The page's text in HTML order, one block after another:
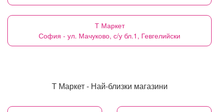
Т Маркет
София - ул. Мачуково, с/у бл.1, Гевгелийски
Т Маркет - Най-близки магазини